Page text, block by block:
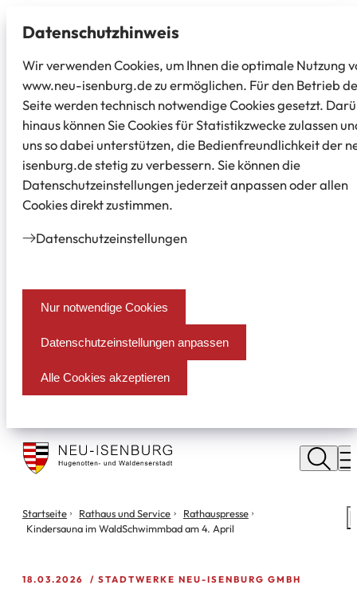
Datenschutz­hinweis
Wir verwenden Cookies, um Ihnen die optimale Nutzung
www.neu-isenburg.de zu ermöglichen. Für den Betrieb
Seite werden technisch notwendige Cookies gesetzt.
hinaus können Sie Cookies für Statistikzwecke zulassen
uns so dabei unterstützen, die Bedienfreundlichkeit der
isenburg.de stetig zu verbessern. Sie können die
Datenschutzeinstellungen jederzeit anpassen oder allen
Cookies direkt zustimmen.
Datenschutz­einstellungen
Nur notwendige Cookies
Datenschutzeinstellungen anpassen
Alle Cookies akzeptieren
Stadt
Neu
Isenburg
Sie
befinden
Startseite Rathaus und Service
Rathauspresse
Kindersauna im WaldSchwimmbad am 4. April
18.03.2026 STADTWERKE NEU-ISENBURG GMBH